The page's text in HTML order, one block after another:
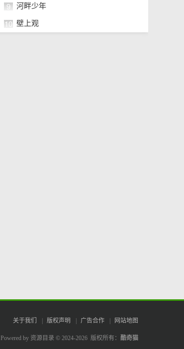
9 河畔少年
10 壁上观
关于我们 版权声明 广告合作 网站地图
Powered by 资源目录 © 2024-2026 版权所有： 酷奇猫